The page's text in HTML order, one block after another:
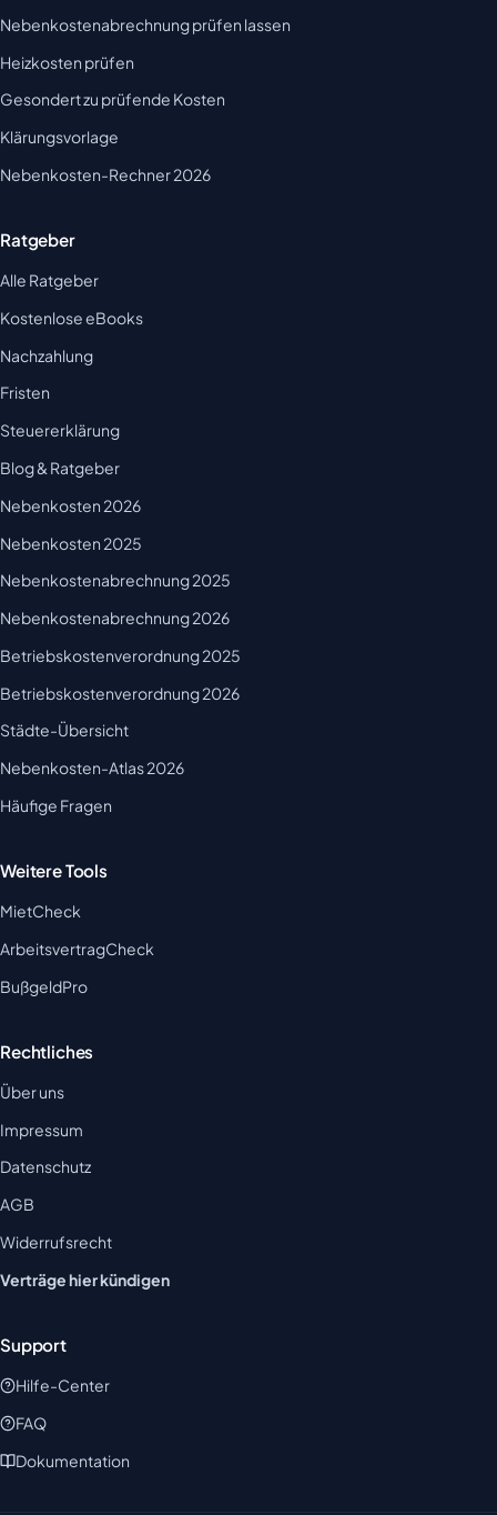
Nebenkostenabrechnung prüfen lassen
Heizkosten prüfen
Gesondert zu prüfende Kosten
Klärungsvorlage
Nebenkosten-Rechner 2026
Ratgeber
Alle Ratgeber
Kostenlose eBooks
Nachzahlung
Fristen
Steuererklärung
Blog & Ratgeber
Nebenkosten 2026
Nebenkosten 2025
Nebenkostenabrechnung 2025
Nebenkostenabrechnung 2026
Betriebskostenverordnung 2025
Betriebskostenverordnung 2026
Städte-Übersicht
Nebenkosten-Atlas 2026
Häufige Fragen
Weitere Tools
MietCheck
ArbeitsvertragCheck
BußgeldPro
Rechtliches
Über uns
Impressum
Datenschutz
AGB
Widerrufsrecht
Verträge hier kündigen
Support
Hilfe-Center
FAQ
Dokumentation